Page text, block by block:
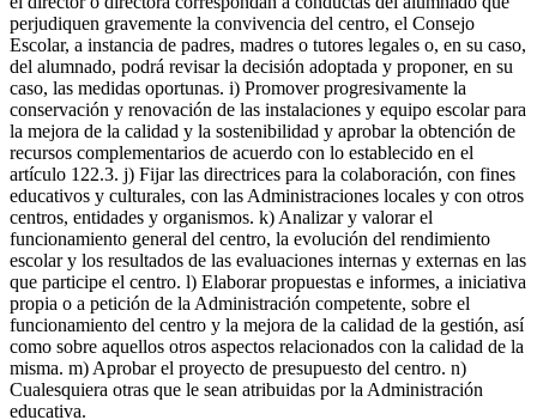
perjudiquen gravemente la convivencia del centro, el Consejo
Escolar, a instancia de padres, madres o tutores legales o, en su caso,
del alumnado, podrá revisar la decisión adoptada y proponer, en su
caso, las medidas oportunas. i) Promover progresivamente la
conservación y renovación de las instalaciones y equipo escolar para
la mejora de la calidad y la sostenibilidad y aprobar la obtención de
recursos complementarios de acuerdo con lo establecido en el
artículo 122.3. j) Fijar las directrices para la colaboración, con fines
educativos y culturales, con las Administraciones locales y con otros
centros, entidades y organismos. k) Analizar y valorar el
funcionamiento general del centro, la evolución del rendimiento
escolar y los resultados de las evaluaciones internas y externas en las
que participe el centro. l) Elaborar propuestas e informes, a iniciativa
propia o a petición de la Administración competente, sobre el
funcionamiento del centro y la mejora de la calidad de la gestión, así
como sobre aquellos otros aspectos relacionados con la calidad de la
misma. m) Aprobar el proyecto de presupuesto del centro. n)
Cualesquiera otras que le sean atribuidas por la Administración
educativa.